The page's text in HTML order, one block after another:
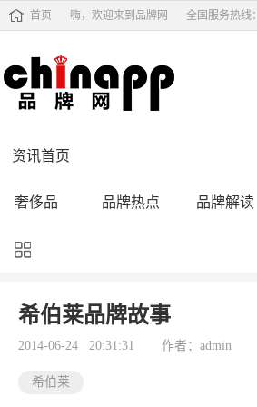
首页 嗨，欢迎来到品牌网 全国服务热线：
资讯首页
奢侈品 品牌热点 品牌解读
品牌黑榜
品牌导购 专家点评 精彩点评
希伯莱品牌故事
2014-06-24 20:31:31 作者：admin
希伯莱